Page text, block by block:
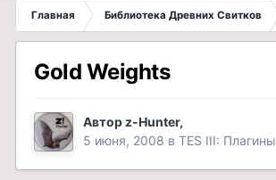
Главная Библиотека Древних Свитков
Gold Weights
Автор z-Hunter,
5 июня, 2008 в TES III: Плагины